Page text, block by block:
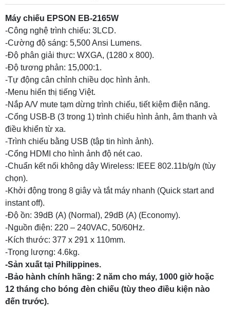
Máy chiếu EPSON EB-2165W
-Công nghệ trình chiếu: 3LCD.
-Cường độ sáng: 5,500 Ansi Lumens.
-Độ phân giải thực: WXGA, (1280 x 800).
-Độ tương phản: 15,000:1.
-Tự động cân chỉnh chiều dọc hình ảnh.
-Menu hiển thị tiếng Việt.
-Nắp A/V mute tạm dừng trình chiếu, tiết kiệm điện năng.
-Cổng USB-B (3 trong 1) trình chiếu hình ảnh, âm thanh và
điều khiển từ xa.
-Trình chiếu bằng USB (tập tin hình ảnh).
-Cổng HDMI cho hình ảnh độ nét cao.
-Chuẩn kết nối không dây Wireless: IEEE 802.11b/g/n (tùy
chọn).
-Khởi động trong 8 giây và tắt máy nhanh (Quick start and
instant off).
-Độ ồn: 39dB (A) (Normal), 29dB (A) (Economy).
-Nguồn điện: 220 – 240VAC, 50/60Hz.
-Kích thước: 377 x 291 x 110mm.
-Trọng lượng: 4.6kg.
-Sản xuất tại Philippines.
-Bảo hành chính hãng: 2 năm cho máy, 1000 giờ hoặc
12 tháng cho bóng đèn chiếu (tùy theo điều kiện nào
đến trước).